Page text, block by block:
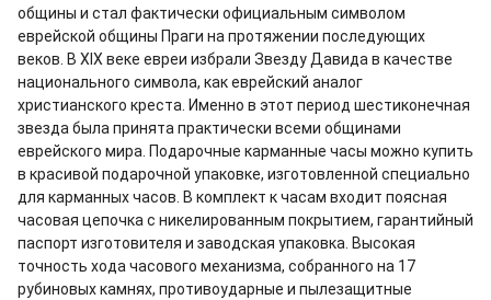
общины и стал фактически официальным символом
еврейской общины Праги на протяжении последующих
веков. В XIX веке евреи избрали Звезду Давида в качестве
национального символа, как еврейский аналог
христианского креста. Именно в этот период шестиконечная
звезда была принята практически всеми общинами
еврейского мира. Подарочные карманные часы можно купить
в красивой подарочной упаковке, изготовленной специально
для карманных часов. В комплект к часам входит поясная
часовая цепочка с никелированным покрытием, гарантийный
паспорт изготовителя и заводская упаковка. Высокая
точность хода часового механизма, собранного на 17
рубиновых камнях, противоударные и пылезащитные